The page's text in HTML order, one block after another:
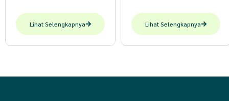
Lihat Selengkapnya Lihat Selengkapnya